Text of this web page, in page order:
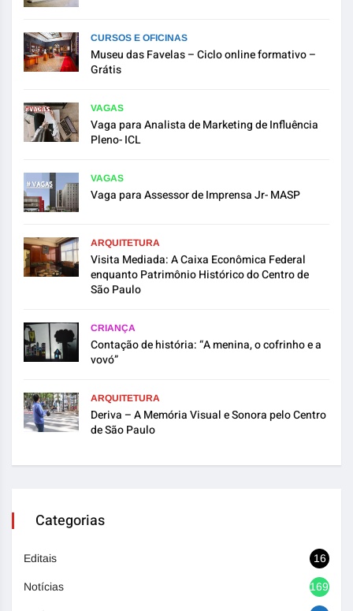
CURSOS E OFICINAS
Museu das Favelas – Ciclo online formativo –
Grátis
VAGAS
Vaga para Analista de Marketing de Influência
Pleno- ICL
VAGAS
Vaga para Assessor de Imprensa Jr- MASP
ARQUITETURA
Visita Mediada: A Caixa Econômica Federal
enquanto Patrimônio Histórico do Centro de
São Paulo
CRIANÇA
Contação de história: “A menina, o cofrinho e a
vovó”
ARQUITETURA
Deriva – A Memória Visual e Sonora pelo Centro
de São Paulo
Categorias
Editais 16
Notícias 1692